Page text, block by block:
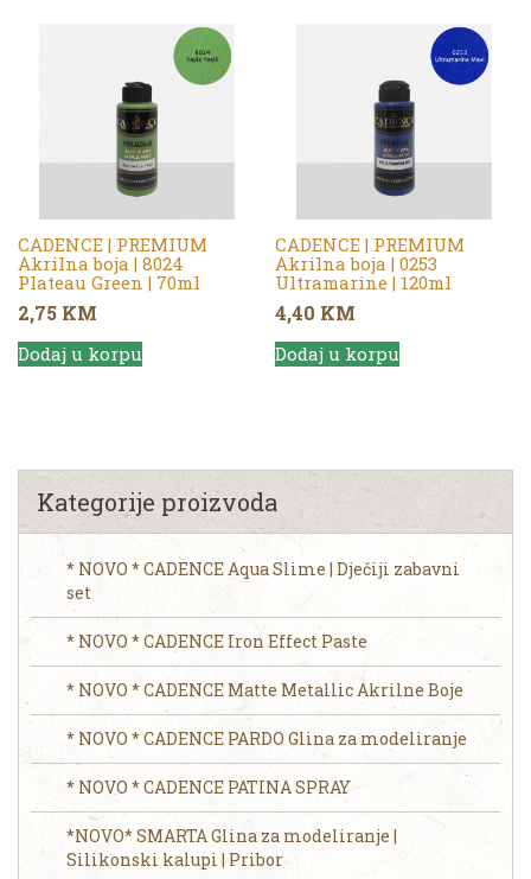
CADENCE | PREMIUM
Akrilna boja | 8024
Plateau Green | 70ml
2,75 KM
Dodaj u korpu
CADENCE | PREMIUM
Akrilna boja | 0253
Ultramarine | 120ml
4,40 KM
Dodaj u korpu
Kategorije proizvoda
* NOVO * CADENCE Aqua Slime | Dječiji zabavni
set
* NOVO * CADENCE Iron Effect Paste
* NOVO * CADENCE Matte Metallic Akrilne Boje
* NOVO * CADENCE PARDO Glina za modeliranje
* NOVO * CADENCE PATINA SPRAY
*NOVO* SMARTA Glina za modeliranje |
Silikonski kalupi | Pribor